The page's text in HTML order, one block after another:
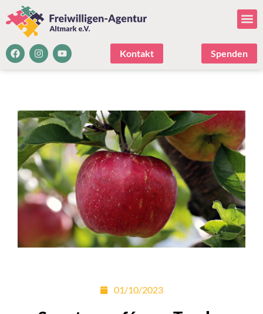
Kontakt Spenden
01/10/2023